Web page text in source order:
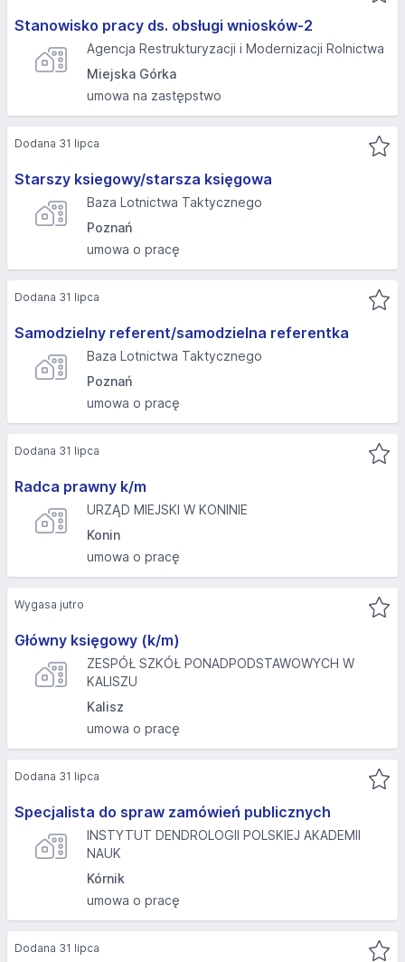
Stanowisko pracy ds. obsługi wniosków-2
Agencja Restrukturyzacji i Modernizacji Rolnictwa
Miejska Górka
umowa na zastępstwo
Starszy ksiegowy/starsza księgowa
Baza Lotnictwa Taktycznego
Poznań
umowa o pracę
Dodana 31 lipca
Samodzielny referent/samodzielna referentka
Baza Lotnictwa Taktycznego
Poznań
umowa o pracę
Dodana 31 lipca
Radca prawny k/m
URZĄD MIEJSKI W KONINIE
Konin
umowa o pracę
Dodana 31 lipca
Główny księgowy (k/m)
ZESPÓŁ SZKÓŁ PONADPODSTAWOWYCH W
KALISZU
Kalisz
umowa o pracę
Wygasa jutro
Specjalista do spraw zamówień publicznych
INSTYTUT DENDROLOGII POLSKIEJ AKADEMII
NAUK
Kórnik
umowa o pracę
Dodana 31 lipca
Dodana 31 lipca